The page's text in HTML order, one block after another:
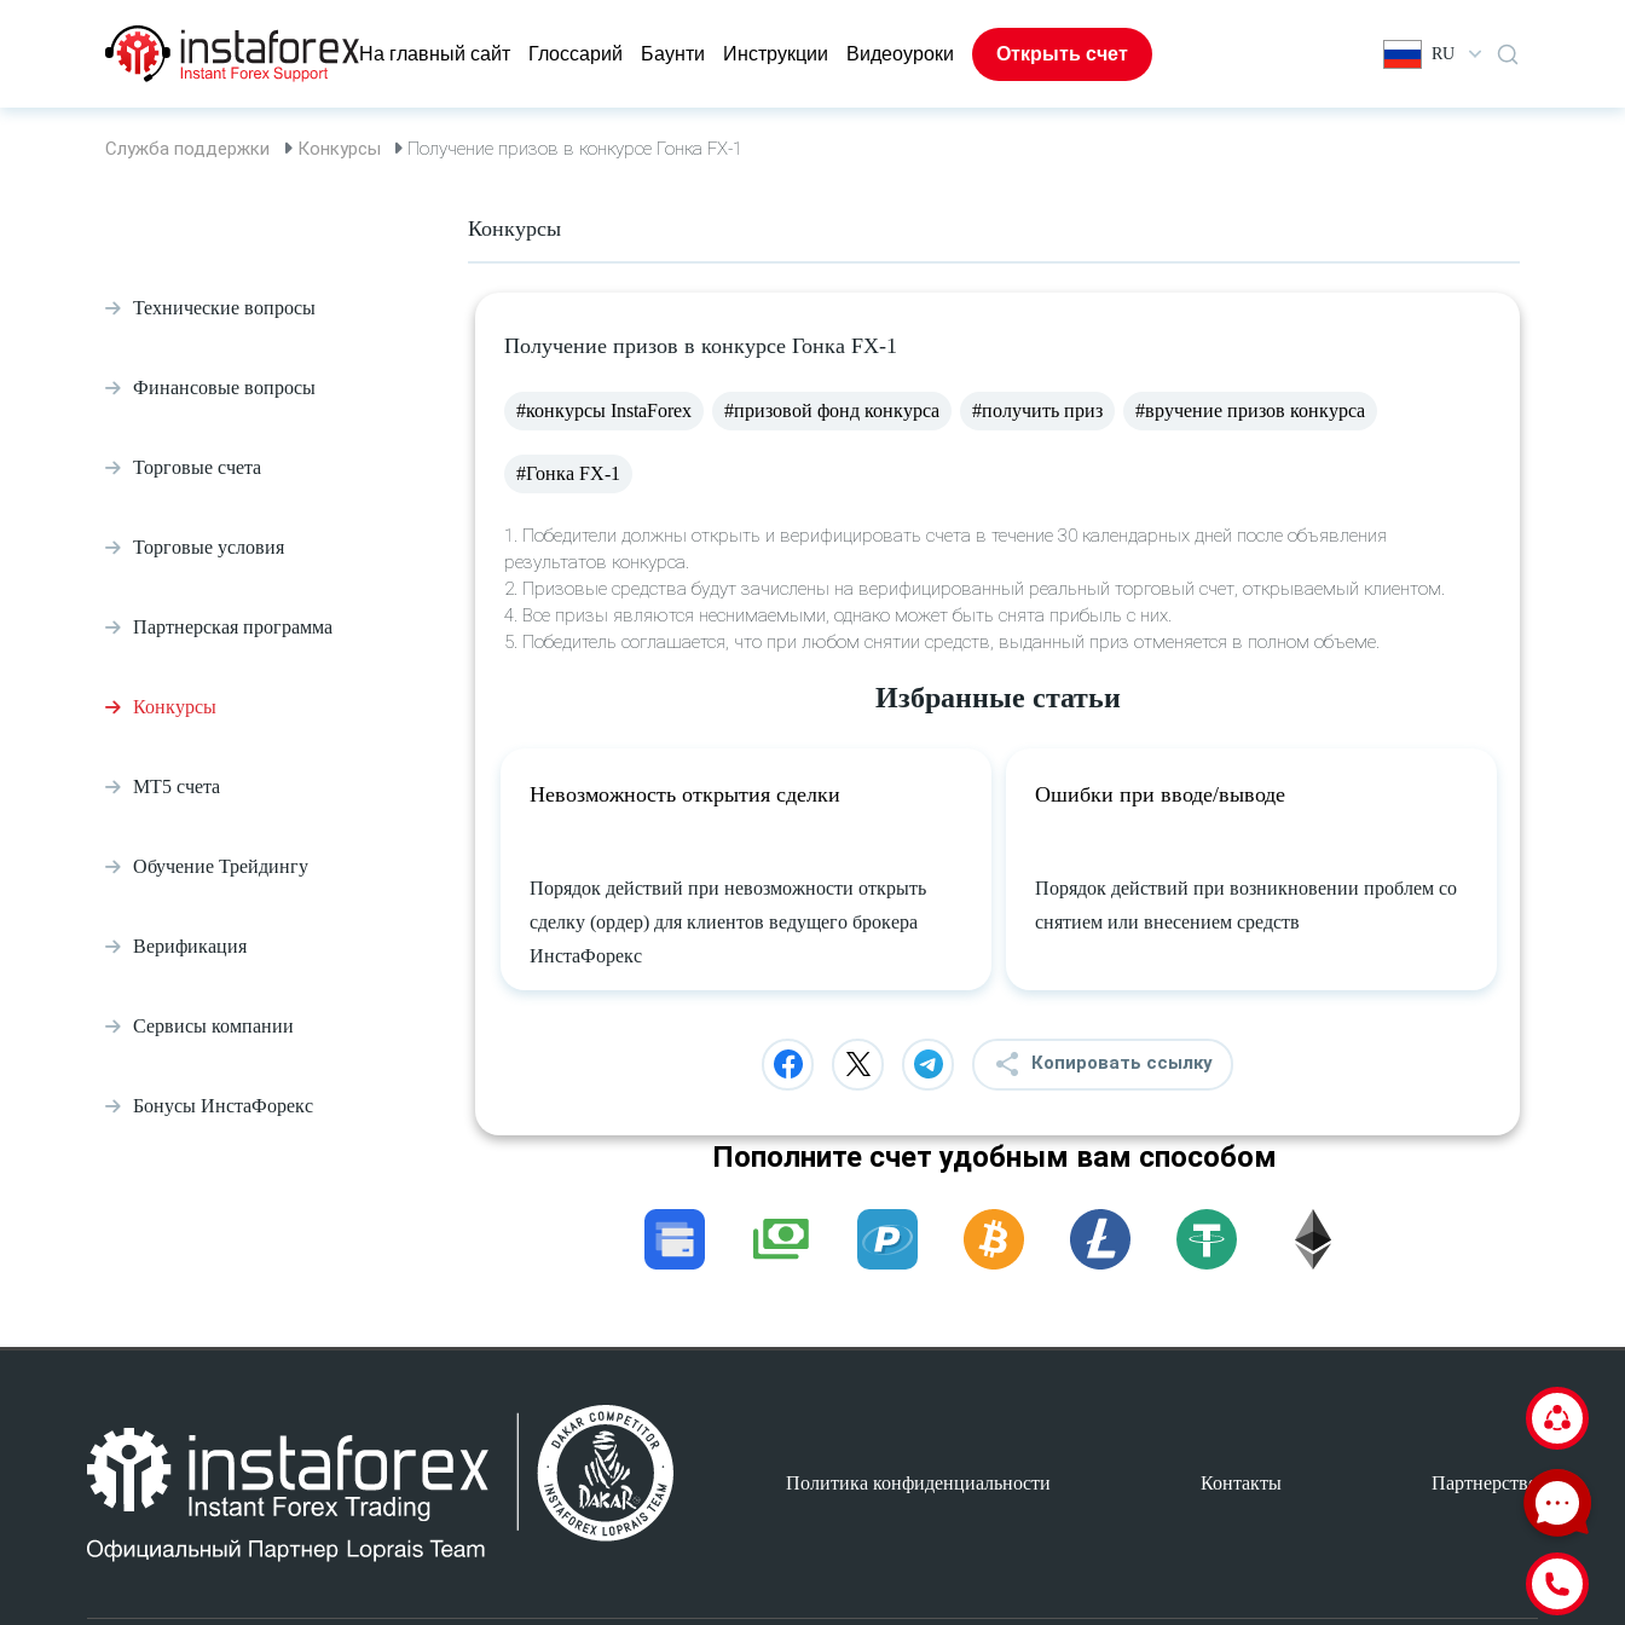
На главный сайт Глоссарий Баунти Инструкции Видеоуроки Открыть счет RU
Служба поддержки Конкурсы Получение призов в конкурсе Гонка FX-1
Технические вопросы
Финансовые вопросы
Торговые счета
Торговые условия
Партнерская программа
Конкурсы
МТ5 счета
Обучение Трейдингу
Верификация
Сервисы компании
Бонусы ИнстаФорекс
Конкурсы
Получение призов в конкурсе Гонка FX-1
#конкурсы InstaForex #призовой фонд конкурса #получить приз #вручение призов конкурса
#Гонка FX-1
1. Победители должны открыть и верифицировать счета в течение 30 календарных дней после объявления
результатов конкурса.
2. Призовые средства будут зачислены на верифицированный реальный торговый счет, открываемый клиентом.
4. Все призы являются неснимаемыми, однако может быть снята прибыль с них.
5. Победитель соглашается, что при любом снятии средств, выданный приз отменяется в полном объеме.
Избранные статьи
Невозможность открытия сделки
Порядок действий при невозможности открыть
сделку (ордер) для клиентов ведущего брокера
ИнстаФорекс
Ошибки при вводе/выводе
Порядок действий при возникновении проблем со
снятием или внесением средств
Копировать ссылку
Пополните счет удобным вам способом
Политика конфиденциальности Контакты Партнерство